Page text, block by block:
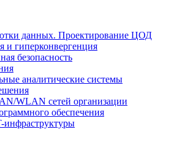
данных. Проектирование ЦОД
и гиперконвергенция
безопасность
аналитические системы
WLAN сетей организации
обеспечения
инфраструктуры